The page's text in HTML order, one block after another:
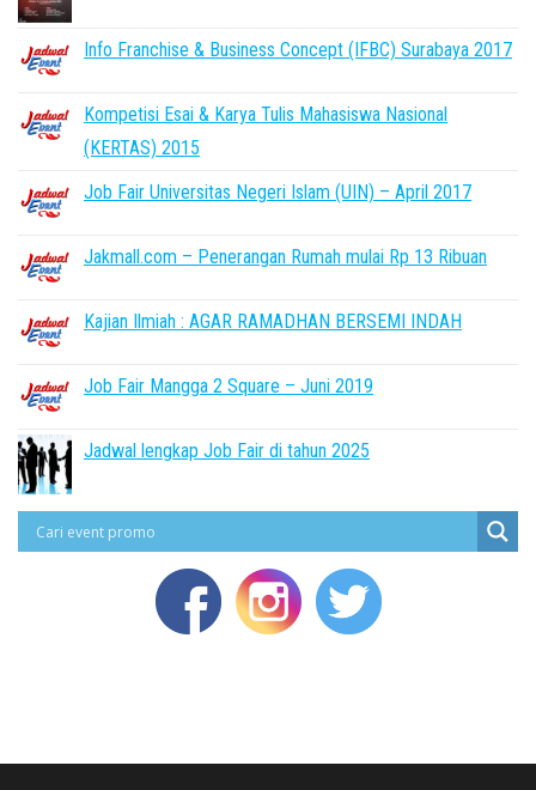
Info Franchise & Business Concept (IFBC) Surabaya 2017
Kompetisi Esai & Karya Tulis Mahasiswa Nasional
(KERTAS) 2015
Job Fair Universitas Negeri Islam (UIN) – April 2017
Jakmall.com – Penerangan Rumah mulai Rp 13 Ribuan
Kajian Ilmiah : AGAR RAMADHAN BERSEMI INDAH
Job Fair Mangga 2 Square – Juni 2019
Jadwal lengkap Job Fair di tahun 2025